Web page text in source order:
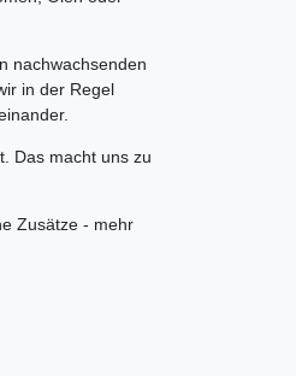
nachwachsenden
in der Regel
Das macht uns zu
Zusätze - mehr